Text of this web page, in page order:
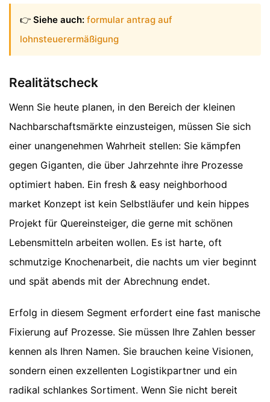
👉 Siehe auch: formular antrag auf
lohnsteuerermäßigung
Realitätscheck
Wenn Sie heute planen, in den Bereich der kleinen
Nachbarschaftsmärkte einzusteigen, müssen Sie sich
einer unangenehmen Wahrheit stellen: Sie kämpfen
gegen Giganten, die über Jahrzehnte ihre Prozesse
optimiert haben. Ein fresh & easy neighborhood
market Konzept ist kein Selbstläufer und kein hippes
Projekt für Quereinsteiger, die gerne mit schönen
Lebensmitteln arbeiten wollen. Es ist harte, oft
schmutzige Knochenarbeit, die nachts um vier beginnt
und spät abends mit der Abrechnung endet.
Erfolg in diesem Segment erfordert eine fast manische
Fixierung auf Prozesse. Sie müssen Ihre Zahlen besser
kennen als Ihren Namen. Sie brauchen keine Visionen,
sondern einen exzellenten Logistikpartner und ein
radikal schlankes Sortiment. Wenn Sie nicht bereit